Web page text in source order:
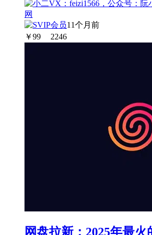
11个月前
￥99 2246
网盘拉新：2025年最火